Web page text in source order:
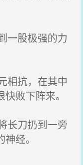
一股极强的力
相抗，在其中
败下阵来。
长刀扔到一旁
经。